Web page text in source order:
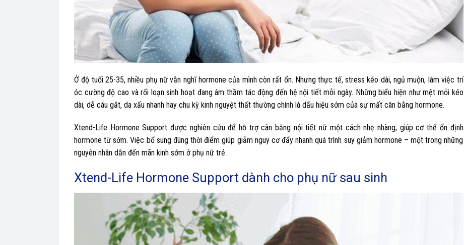
Ở độ tuổi 25-35, nhiều phụ nữ vẫn nghĩ hormone của mình còn rất ổn. Nhưng thực tế, stress kéo dài, ngủ muộn, làm việc trí
óc cường độ cao và rối loạn sinh hoạt đang âm thầm tác động đến hệ nội tiết mỗi ngày. Những biểu hiện như mệt mỏi kéo
dài, dễ cáu gắt, da xấu nhanh hay chu kỳ kinh nguyệt thất thường chính là dấu hiệu sớm của sự mất cân bằng hormone.
Xtend-Life Hormone Support được nghiên cứu để hỗ trợ cân bằng nội tiết nữ một cách nhẹ nhàng, giúp cơ thể ổn định
hormone từ sớm. Việc bổ sung đúng thời điểm giúp giảm nguy cơ đẩy nhanh quá trình suy giảm hormone – một trong những
nguyên nhân dẫn đến mãn kinh sớm ở phụ nữ trẻ.
Xtend-Life Hormone Support dành cho phụ nữ sau sinh